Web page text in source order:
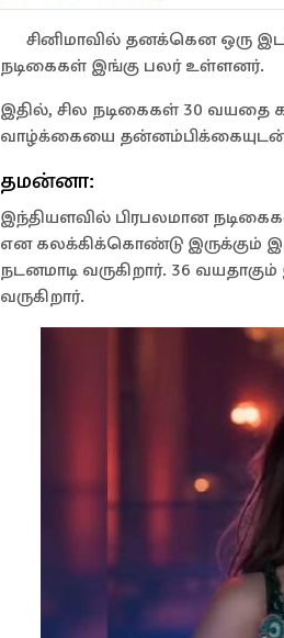
சினிமாவில் தனக்கென ஒரு
நடிகைகள் இங்கு பலர் உள்ளனர்.
இதில், சில நடிகைகள் 30
வாழ்க்கையை தன்னம்பிக்கையுடன்
தமன்னா:
இந்தியளவில் பிரபலமான
என கலக்கிக்கொண்டு இருக்கும்
நடனமாடி வருகிறார். 36
வருகிறார்.